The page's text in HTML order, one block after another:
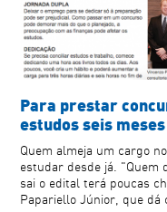
Para prestar
estudos seis
Quem almeja um cargo
estudar desde já. "Quem
sai o edital terá poucas
Papariello Júnior, que